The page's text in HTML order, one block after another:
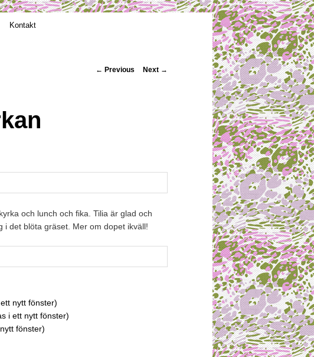
Kontakt
Post navigation
← Previous Next →
och lunch och fika. Tilia är glad och
i det blöta gräset. Mer om dopet ikväll!
nytt fönster)
i ett nytt fönster)
fönster)